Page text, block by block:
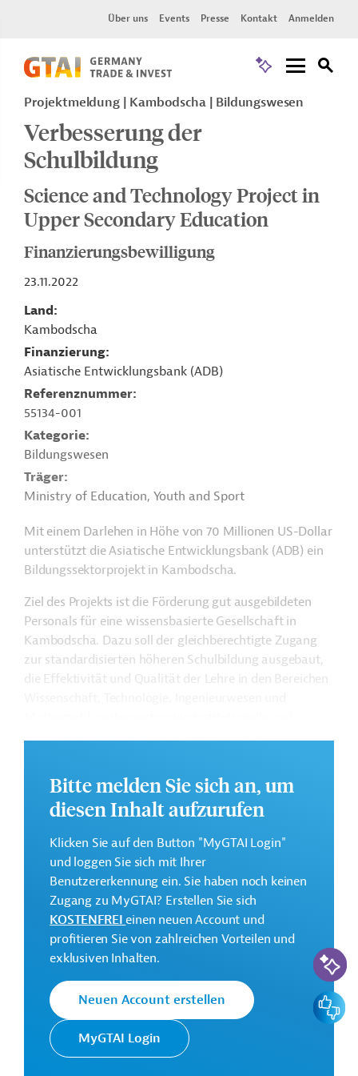
Über uns Events Presse Kontakt Anmelden
Projektmeldung Kambodscha Bildungswesen
Verbesserung der
Schulbildung
Science and Technology Project in
Upper Secondary Education
Finanzierungsbewilligung
23.11.2022
Land
Kambodscha
Finanzierung
Asiatische Entwicklungsbank (ADB)
Referenznummer
55134-001
Kategorie
Bildungswesen
Träger
Ministry of Education, Youth and Sport
Mit einem Darlehen in Höhe von 70 Millionen US-Dollar
unterstützt die Asiatische Entwicklungsbank (ADB) ein
Bildungssektorprojekt in Kambodscha.
Ziel des Projekts ist die Förderung gut ausgebildeten
Personals für eine wissensbasierte Gesellschaft in
Kambodscha. Dazu soll der gleichberechtigte Zugang
zur standardisierten höheren Schulbildung ausgebaut,
die Effektivität und Qualität der Lehre in den Bereichen
schulische Führungs- und Verwaltungskompetenzen
Weitere Informationen zu dem geplanten
Entwicklungsprojekt finden Sie auf derWebseite der
Geberbeitrag:
70 Millionen US-Dollar (Darlehen)
Kontaktadressen
Asiatische
Entwicklungsbank
(ADB)
Die ADB ist die wichtigste
Finanzierungsinstitution für
Projekte in der Region Asien und
Bitte melden Sie sich an, um
diesen Inhalt aufzurufen
Klicken Sie auf den Button "MyGTAI Login"
und loggen Sie sich mit Ihrer
Benutzererkennung ein. Sie haben noch keinen
Zugang zu MyGTAI? Erstellen Sie sich
KOSTENFREIeinen neuen Account und
profitieren Sie von zahlreichen Vorteilen und
exklusiven Inhalten.
Neuen Account erstellen
MyGTAI Login
KI-